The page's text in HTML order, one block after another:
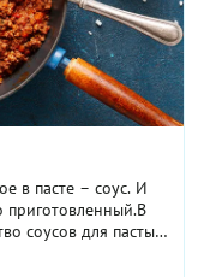
в пасте – соус. И
приготовленный.В
соусов для пасты.